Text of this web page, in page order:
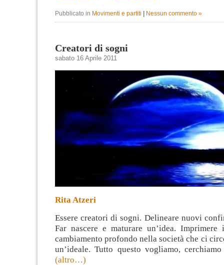
Pubblicato in Movimenti e partiti | Nessun commento »
Creatori di sogni
sabato 16 Aprile 2011
Rita Atzeri
Essere creatori di sogni. Delineare nuovi
Far nascere e maturare un’idea.
cambiamento profondo nella società che ci
un’ideale. Tutto questo vogliamo,
(altro…)